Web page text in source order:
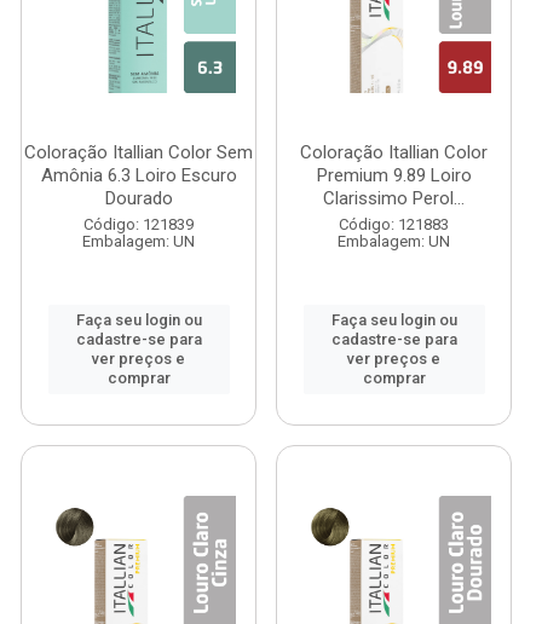
Coloração Itallian Color Sem
Amônia 6.3 Loiro Escuro
Dourado
Código: 121839
Embalagem: UN
Faça seu login ou
cadastre-se para
ver preços e
comprar
Coloração Itallian Color
Premium 9.89 Loiro
Clarissimo Perol...
Código: 121883
Embalagem: UN
Faça seu login ou
cadastre-se para
ver preços e
comprar